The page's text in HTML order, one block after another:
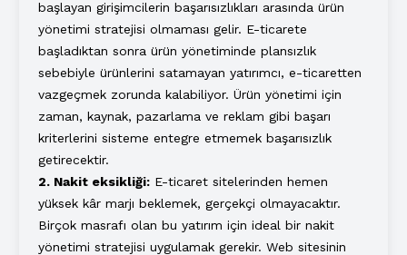
başlayan girişimcilerin başarısızlıkları arasında ürün
yönetimi stratejisi olmaması gelir. E-ticarete
başladıktan sonra ürün yönetiminde plansızlık
sebebiyle ürünlerini satamayan yatırımcı, e-ticaretten
vazgeçmek zorunda kalabiliyor. Ürün yönetimi için
zaman, kaynak, pazarlama ve reklam gibi başarı
kriterlerini sisteme entegre etmemek başarısızlık
getirecektir.
2. Nakit eksikliği: E-ticaret sitelerinden hemen
yüksek kâr marjı beklemek, gerçekçi olmayacaktır.
Birçok masrafı olan bu yatırım için ideal bir nakit
yönetimi stratejisi uygulamak gerekir. Web sitesinin